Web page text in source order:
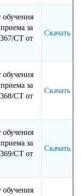
за
СТ от
Скачать
за
СТ от
Скачать
за
СТ от
Скачать